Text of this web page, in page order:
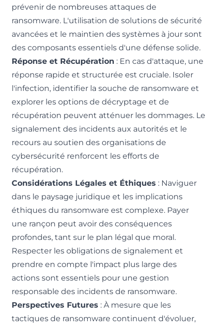
prévenir de nombreuses attaques de
ransomware. L'utilisation de solutions de sécurité
avancées et le maintien des systèmes à jour sont
des composants essentiels d'une défense solide.
Réponse et Récupération : En cas d'attaque, une
réponse rapide et structurée est cruciale. Isoler
l'infection, identifier la souche de ransomware et
explorer les options de décryptage et de
récupération peuvent atténuer les dommages. Le
signalement des incidents aux autorités et le
recours au soutien des organisations de
cybersécurité renforcent les efforts de
récupération.
Considérations Légales et Éthiques : Naviguer
dans le paysage juridique et les implications
éthiques du ransomware est complexe. Payer
une rançon peut avoir des conséquences
profondes, tant sur le plan légal que moral.
Respecter les obligations de signalement et
prendre en compte l'impact plus large des
actions sont essentiels pour une gestion
responsable des incidents de ransomware.
Perspectives Futures : À mesure que les
tactiques de ransomware continuent d'évoluer,